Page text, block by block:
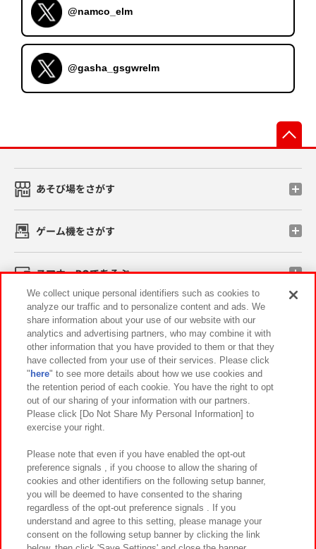
@namco_elm
@gasha_gsgwrelm
あそび場をさがす
ゲーム機をさがす
スマホ・PCであそぶ
イベント・キャンペーン
関連会社 サステナビリティ サイトポリシー
プライバシーポリシー ウェブアクセシビリティ方針と検証結果
お取引先さまとともに
カスタマーハラスメント対応方針 よくあるご質問・お問い合わせ
We collect unique personal identifiers such as cookies to
analyze our traffic and to personalize content and ads. We
share information about your use of our website with our
analytics and advertising partners, who may combine it with
other information that you have provided to them or that they
have collected from your use of their services. Please click
" here" to see more details about how we use cookies and
the retention period of each cookie. You have the right to opt
out of our sharing of your information with our partners.
Please click [Do Not Share My Personal Information] to
exercise your right.
Please note that even if you have enabled the opt-out
preference signals , if you choose to allow the sharing of
cookies and other identifiers on the following setup banner,
you will be deemed to have consented to the sharing
regardless of the opt-out preference signals . If you
understand and agree to this setting, please manage your
consent on the following setup banner by clicking the link